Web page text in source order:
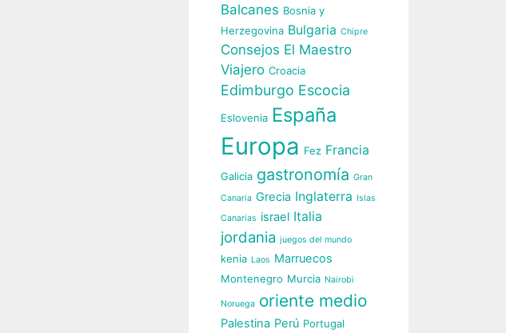
Balcanes Bosnia y
Herzegovina Bulgaria Chipre
Consejos El Maestro
Viajero Croacia
Edimburgo Escocia
Eslovenia España
Europa Fez Francia
Galicia gastronomía Gran
Canaria Grecia Inglaterra Islas
Canarias israel Italia
jordania juegos del mundo
kenia Laos Marruecos
Montenegro Murcia Nairobi
Noruega oriente medio
Palestina Perú Portugal